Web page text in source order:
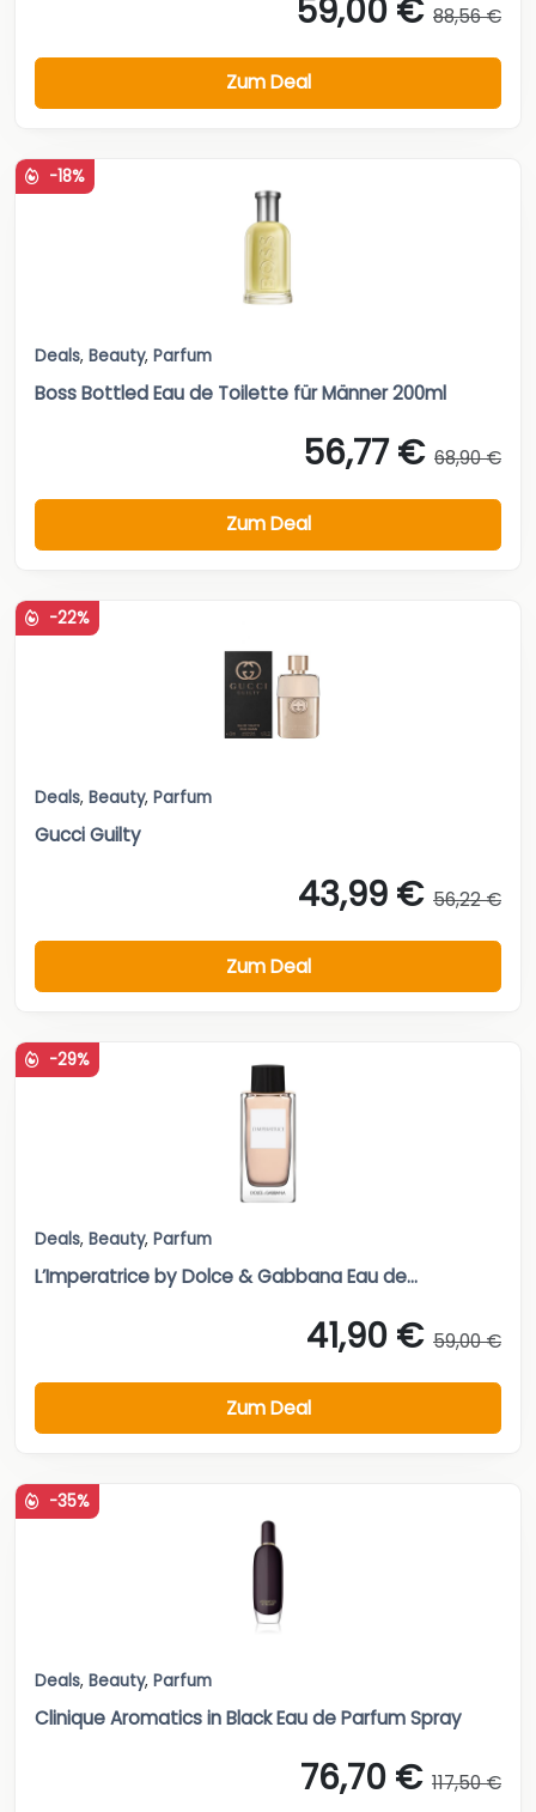
59,00 € 88,56 €
Zum Deal
-18%
Deals, Beauty, Parfum
Boss Bottled Eau de Toilette für Männer 200ml
56,77 € 68,90 €
Zum Deal
-22%
Deals, Beauty, Parfum
Gucci Guilty
43,99 € 56,22 €
Zum Deal
-29%
Deals, Beauty, Parfum
L’Imperatrice by Dolce & Gabbana Eau de...
41,90 € 59,00 €
Zum Deal
-35%
Deals, Beauty, Parfum
Clinique Aromatics in Black Eau de Parfum Spray
76,70 € 117,50 €